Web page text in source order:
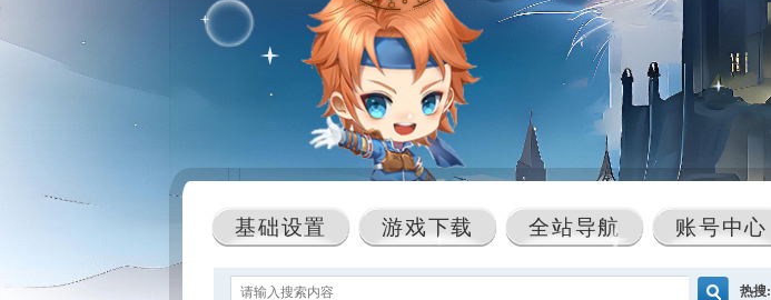
基础设置 游戏下载 全站导航 账号中心
热搜: